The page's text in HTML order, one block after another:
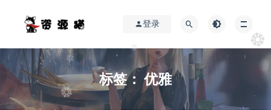
登录
标签：优雅